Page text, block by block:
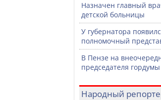
Назначен главный
детской больницы
У губернатора
полномочный
В Пензе на
председателя гордумы
Народный